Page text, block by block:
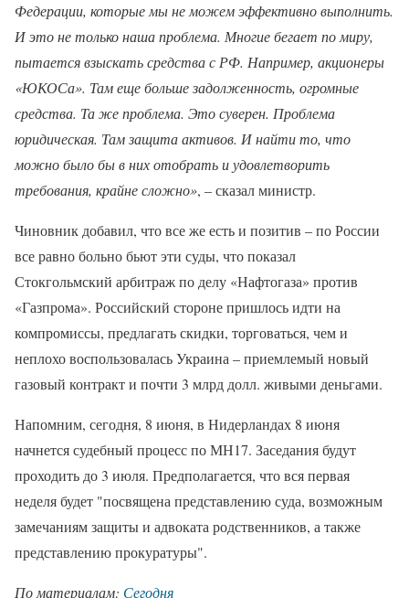
Федерации, которые мы не можем эффективно выполнить.
И это не только наша проблема. Многие бегает по миру,
пытается взыскать средства с РФ. Например, акционеры
«ЮКОСа». Там еще больше задолженность, огромные
средства. Та же проблема. Это суверен. Проблема
юридическая. Там защита активов. И найти то, что
можно было бы в них отобрать и удовлетворить
требования, крайне сложно», – сказал министр.
Чиновник добавил, что все же есть и позитив – по России
все равно больно бьют эти суды, что показал
Стокгольмский арбитраж по делу «Нафтогаза» против
«Газпрома». Российский стороне пришлось идти на
компромиссы, предлагать скидки, торговаться, чем и
неплохо воспользовалась Украина – приемлемый новый
газовый контракт и почти 3 млрд долл. живыми деньгами.
Напомним, сегодня, 8 июня, в Нидерландах 8 июня
начнется судебный процесс по МН17. Заседания будут
проходить до 3 июля. Предполагается, что вся первая
неделя будет "посвящена представлению суда, возможным
замечаниям защиты и адвоката родственников, а также
представлению прокуратуры".
По материалам: Сегодня